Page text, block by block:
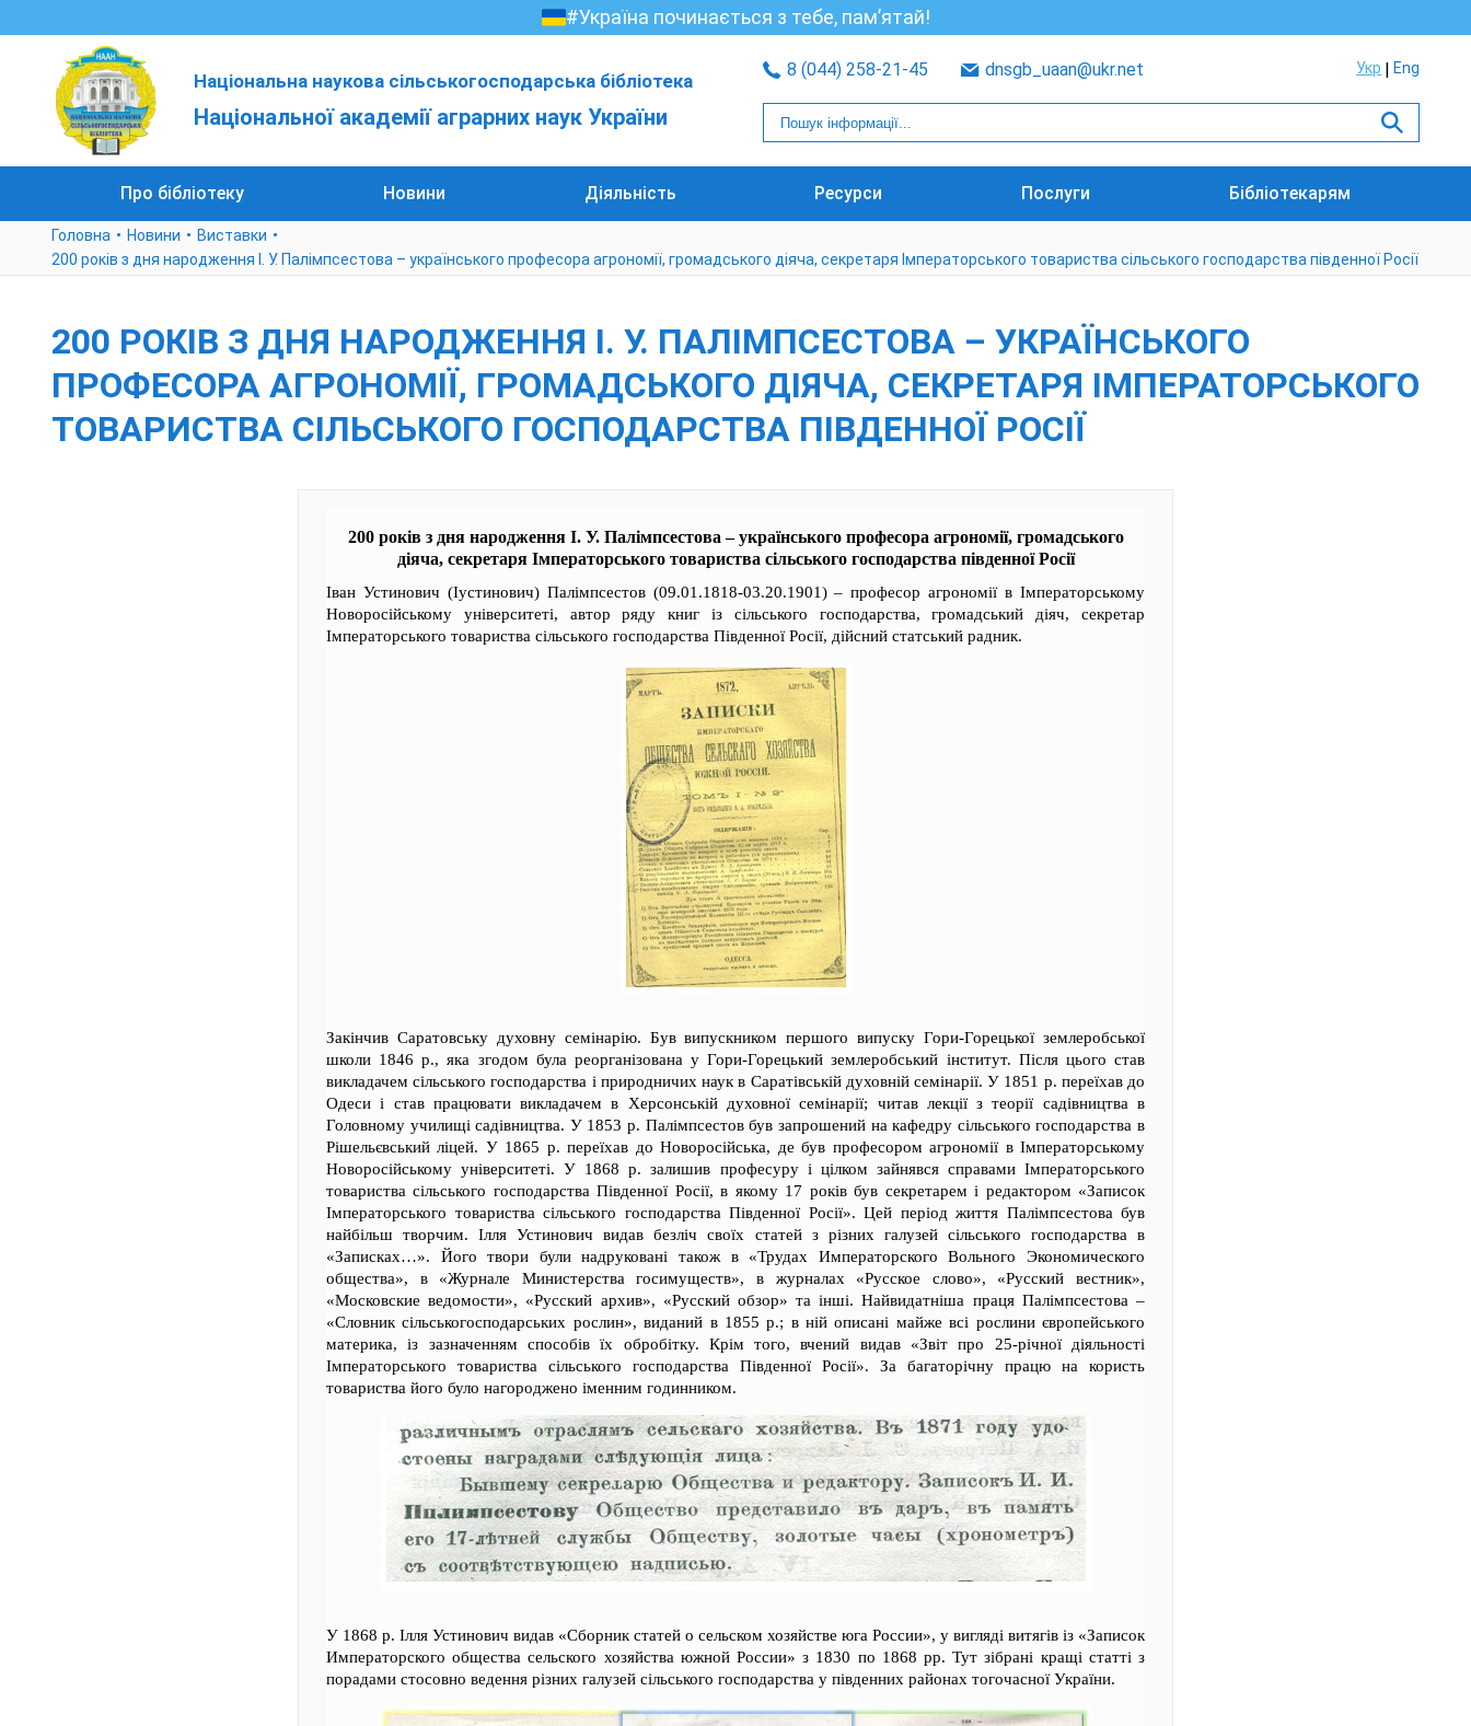
#Україна починається з тебе, пам’ятай!
Національна наукова сільськогосподарська бібліотека
Національної академії аграрних наук України
8 (044) 258-21-45 dnsgb_uaan@ukr.net Укр Eng
Про бібліотеку Новини Діяльність Ресурси Послуги Бібліотекарям
Головна Новини
Виставки
200 років з дня народження І. У. Палімпсестова – українського професора агрономії, громадського діяча, секретаря Імператорського товариства сільського господарства південної Росії
200 РОКІВ З ДНЯ НАРОДЖЕННЯ І. У. ПАЛІМПСЕСТОВА – УКРАЇНСЬКОГО
ПРОФЕСОРА АГРОНОМІЇ, ГРОМАДСЬКОГО ДІЯЧА, СЕКРЕТАРЯ ІМПЕРАТОРСЬКОГО
ТОВАРИСТВА СІЛЬСЬКОГО ГОСПОДАРСТВА ПІВДЕННОЇ РОСІЇ
200 років з дня народження І. У. Палімпсестова – українського професора агрономії, громадського
діяча, секретаря Імператорського товариства сільського господарства південної Росії
Іван Устинович (Іустинович) Палімпсестов (09.01.1818-03.20.1901) – професор агрономії в Імператорському
Новоросійському університеті, автор ряду книг із сільського господарства, громадський діяч, секретар
Імператорського товариства сільського господарства Південної Росії, дійсний статський радник.
Закінчив Саратовську духовну семінарію. Був випускником першого випуску Гори-Горецької землеробської
школи 1846 р., яка згодом була реорганізована у Гори-Горецький землеробський інститут. Після цього став
викладачем сільського господарства і природничих наук в Саратівській духовній семінарії. У 1851 р. переїхав до
Одеси і став працювати викладачем в Херсонській духовної семінарії; читав лекції з теорії садівництва в
Головному училищі садівництва. У 1853 р. Палімпсестов був запрошений на кафедру сільського господарства в
Рішельєвський ліцей. У 1865 р. переїхав до Новоросійська, де був професором агрономії в Імператорському
Новоросійському університеті. У 1868 р. залишив професуру і цілком зайнявся справами Імператорського
товариства сільського господарства Південної Росії, в якому 17 років був секретарем і редактором «Записок
Імператорського товариства сільського господарства Південної Росії». Цей період життя Палімпсестова був
найбільш творчим. Ілля Устинович видав безліч своїх статей з різних галузей сільського господарства в
«Записках…». Його твори були надруковані також в «Трудах Императорского Вольного Экономического
общества», в «Журнале Министерства госимуществ», в журналах «Русское слово», «Русский вестник»,
«Московские ведомости», «Русский архив», «Русский обзор» та інші. Найвидатніша праця Палімпсестова –
«Словник сільськогосподарських рослин», виданий в 1855 р.; в ній описані майже всі рослини європейського
материка, із зазначенням способів їх обробітку. Крім того, вчений видав «Звіт про 25-річної діяльності
Імператорського товариства сільського господарства Південної Росії». За багаторічну працю на користь
товариства його було нагороджено іменним годинником.
У 1868 р. Ілля Устинович видав «Сборник статей о сельском хозяйстве юга России», у вигляді витягів із «Записок
Императорского общества сельского хозяйства южной России» з 1830 по 1868 рр. Тут зібрані кращі статті з
порадами стосовно ведення різних галузей сільського господарства у південних районах тогочасної України.